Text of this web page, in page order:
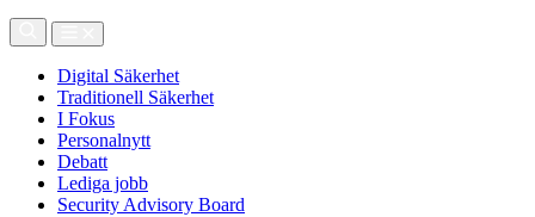
Digital Säkerhet
Traditionell Säkerhet
I Fokus
Personalnytt
Debatt
Lediga jobb
Security Advisory Board